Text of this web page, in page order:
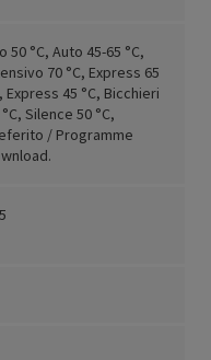
50 °C, Auto 45-65 °C,
70 °C, Express 65
Express 45 °C, Bicchieri
Silence 50 °C,
/ Programme